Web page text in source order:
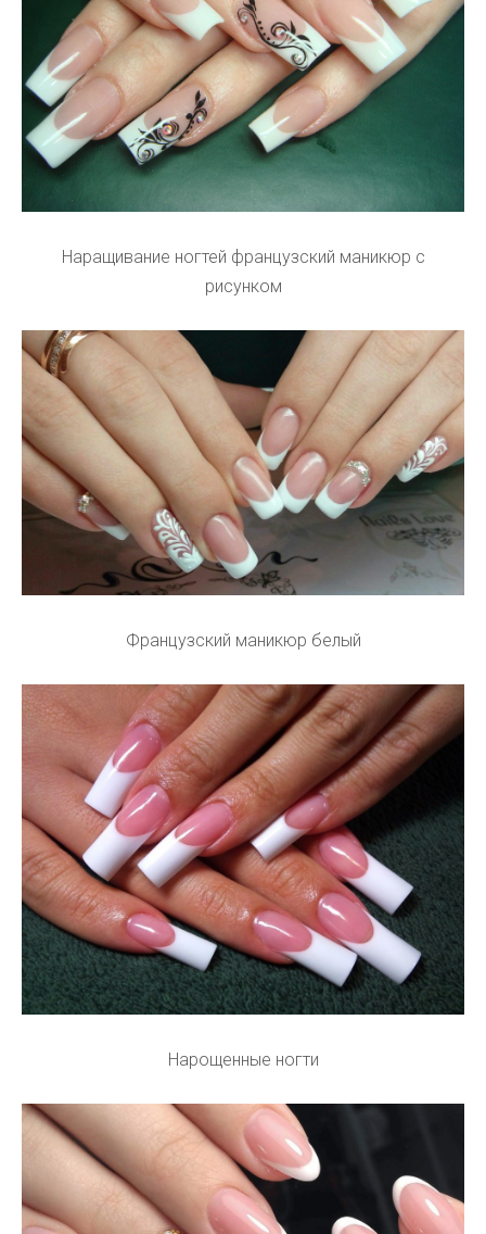
Наращивание ногтей французский маникюр с
рисунком
Французский маникюр белый
Нарощенные ногти